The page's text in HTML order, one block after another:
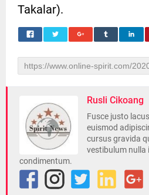
Takalar).
Rusli Cikoang
Fusce justo
euismod
cursus gravida
vestibulum nulla
condimentum.